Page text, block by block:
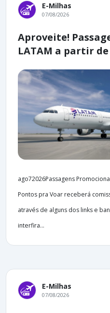
E-Milhas
07/08/2026
Aproveite!
LATAM a partir de
ago72026Passagens
Pontos pra Voar receberá
através de alguns dos links e
interfira...
E-Milhas
07/08/2026